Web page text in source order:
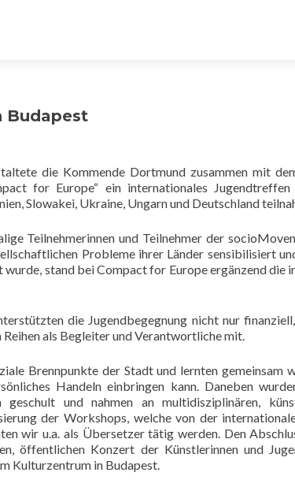
Budapest
die Kommende Dortmund zusammen mit
for Europe“ ein internationales
Slowakei, Ukraine, Ungarn und Deutschland
Teilnehmerinnen und Teilnehmer der
Probleme ihrer Länder sensibilisiert
stand bei Compact for Europe ergänzend die
die Jugendbegegnung nicht nur
als Begleiter und Verantwortliche mit.
Brennpunkte der Stadt und lernten gemeinsam
Handeln einbringen kann. Daneben
geschult und nahmen an multidisziplinären,
der Workshops, welche von der
wir u.a. als Übersetzer tätig werden. Den
öffentlichen Konzert der Künstlerinnen und
Kulturzentrum in Budapest.